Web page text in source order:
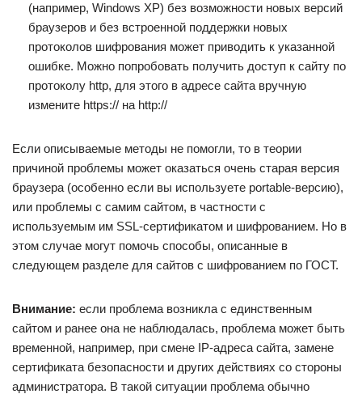
(например, Windows XP) без возможности новых версий
браузеров и без встроенной поддержки новых
протоколов шифрования может приводить к указанной
ошибке. Можно попробовать получить доступ к сайту по
протоколу http, для этого в адресе сайта вручную
измените https:// на http://
Если описываемые методы не помогли, то в теории
причиной проблемы может оказаться очень старая версия
браузера (особенно если вы используете portable-версию),
или проблемы с самим сайтом, в частности с
используемым им SSL-сертификатом и шифрованием. Но в
этом случае могут помочь способы, описанные в
следующем разделе для сайтов с шифрованием по ГОСТ.
Внимание: если проблема возникла с единственным
сайтом и ранее она не наблюдалась, проблема может быть
временной, например, при смене IP-адреса сайта, замене
сертификата безопасности и других действиях со стороны
администратора. В такой ситуации проблема обычно